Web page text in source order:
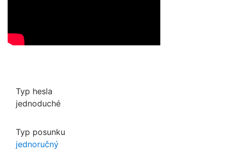
Typ hesla
jednoduché
Typ posunku
jednoručný